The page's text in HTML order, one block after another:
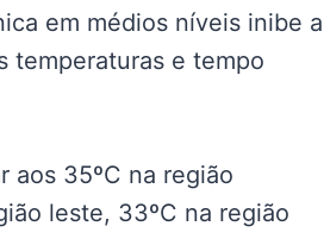
em médios níveis inibe a
temperaturas e tempo
aos 35ºC na região
leste, 33ºC na região